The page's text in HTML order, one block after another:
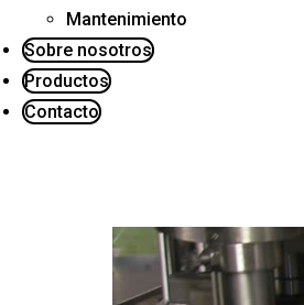
Mantenimiento
Sobre nosotros
Productos
Contacto